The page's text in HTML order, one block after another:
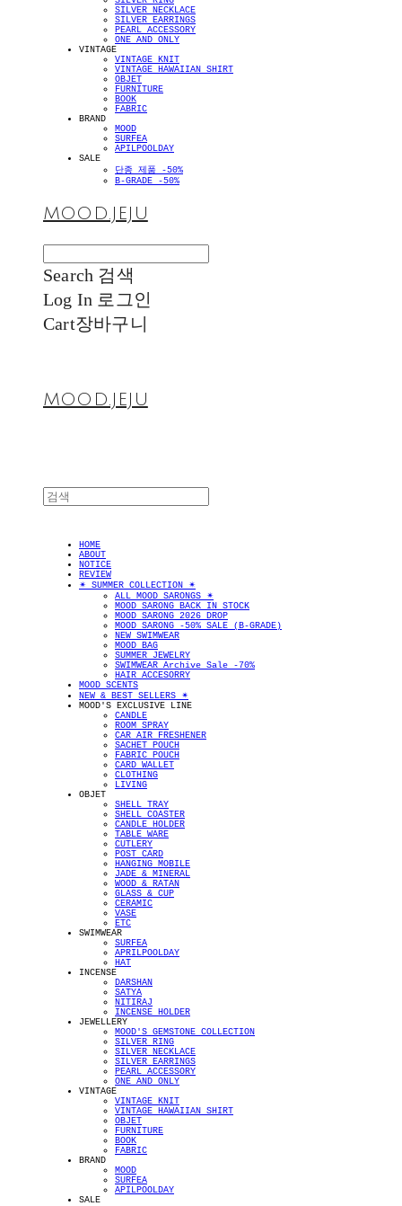
SILVER NECKLACE
SILVER EARRINGS
PEARL ACCESSORY
ONE AND ONLY
VINTAGE
VINTAGE KNIT
VINTAGE HAWAIIAN SHIRT
OBJET
FURNITURE
BOOK
FABRIC
BRAND
MOOD
SURFEA
APILPOOLDAY
SALE
단종 제품 -50%
B-GRADE -50%
MOOD.JEJU
Search 검색
Log In 로그인
Cart장바구니
MOOD.JEJU
HOME
ABOUT
NOTICE
REVIEW
✴︎ SUMMER COLLECTION ✴︎
ALL MOOD SARONGS ✴︎
MOOD SARONG BACK IN STOCK
MOOD SARONG 2026 DROP
MOOD SARONG -50% SALE (B-GRADE)
NEW SWIMWEAR
MOOD BAG
SUMMER JEWELRY
SWIMWEAR Archive Sale -70%
HAIR ACCESORRY
MOOD SCENTS
NEW & BEST SELLERS ✴︎
MOOD'S EXCLUSIVE LINE
CANDLE
ROOM SPRAY
CAR AIR FRESHENER
SACHET POUCH
FABRIC POUCH
CARD WALLET
CLOTHING
LIVING
OBJET
SHELL TRAY
SHELL COASTER
CANDLE HOLDER
TABLE WARE
CUTLERY
POST CARD
HANGING MOBILE
JADE & MINERAL
WOOD & RATAN
GLASS & CUP
CERAMIC
VASE
ETC
SWIMWEAR
SURFEA
APRILPOOLDAY
HAT
INCENSE
DARSHAN
SATYA
NITIRAJ
INCENSE HOLDER
JEWELLERY
MOOD'S GEMSTONE COLLECTION
SILVER RING
SILVER NECKLACE
SILVER EARRINGS
PEARL ACCESSORY
ONE AND ONLY
VINTAGE
VINTAGE KNIT
VINTAGE HAWAIIAN SHIRT
OBJET
FURNITURE
BOOK
FABRIC
BRAND
MOOD
SURFEA
APILPOOLDAY
SALE